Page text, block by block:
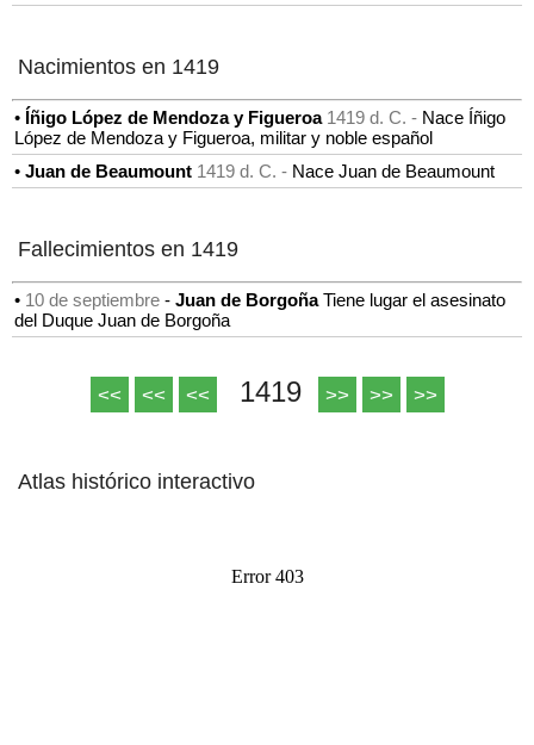
Nacimientos en 1419
• Íñigo López de Mendoza y Figueroa 1419 d. C. - Nace Íñigo
López de Mendoza y Figueroa, militar y noble español
• Juan de Beaumount 1419 d. C. - Nace Juan de Beaumount
Fallecimientos en 1419
• 10 de septiembre - Juan de BorgoñaTiene lugar el asesinato
del Duque Juan de Borgoña
<< << << 1419 >> >> >>
Atlas histórico interactivo